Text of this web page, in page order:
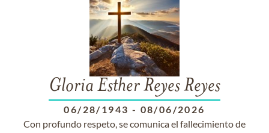
Gloria Esther Reyes Reyes
06/28/1943 - 08/06/2026
Con profundo respeto, se comunica el fallecimiento de